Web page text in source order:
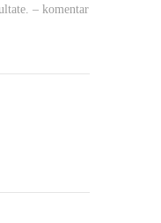
– komentar